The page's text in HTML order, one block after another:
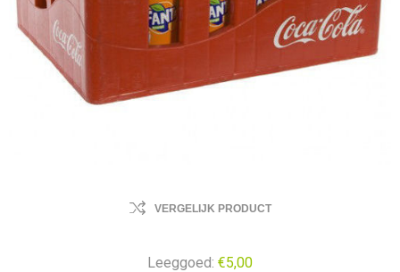
VERGELIJK PRODUCT
Leeggoed: €5,00